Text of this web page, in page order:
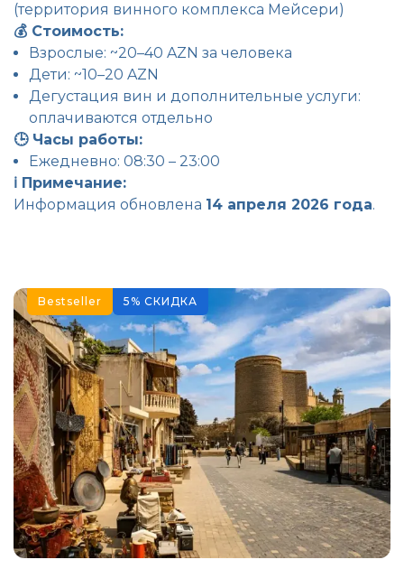
(территория винного комплекса Мейсери)
💰 Стоимость:
Взрослые: ~20–40 AZN за человека
Дети: ~10–20 AZN
Дегустация вин и дополнительные услуги:
оплачиваются отдельно
🕒 Часы работы:
Ежедневно: 08:30 – 23:00
ℹ️ Примечание:
Информация обновлена 14 апреля 2026 года.
Bestseller 5% СКИДКА